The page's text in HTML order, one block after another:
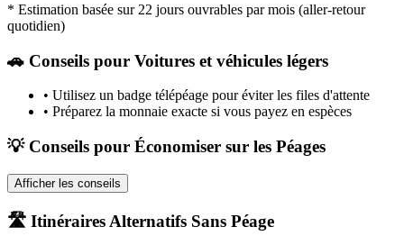
* Estimation basée sur 22 jours ouvrables par mois (aller-retour
quotidien)
🚗 Conseils pour Voitures et véhicules légers
• Utilisez un badge télépéage pour éviter les files d'attente
• Préparez la monnaie exacte si vous payez en espèces
💡 Conseils pour Économiser sur les Péages
Afficher les conseils
🛣️ Itinéraires Alternatifs Sans Péage